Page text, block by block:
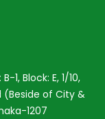
1, Block: E, 1/10,
(Beside of City &
1207